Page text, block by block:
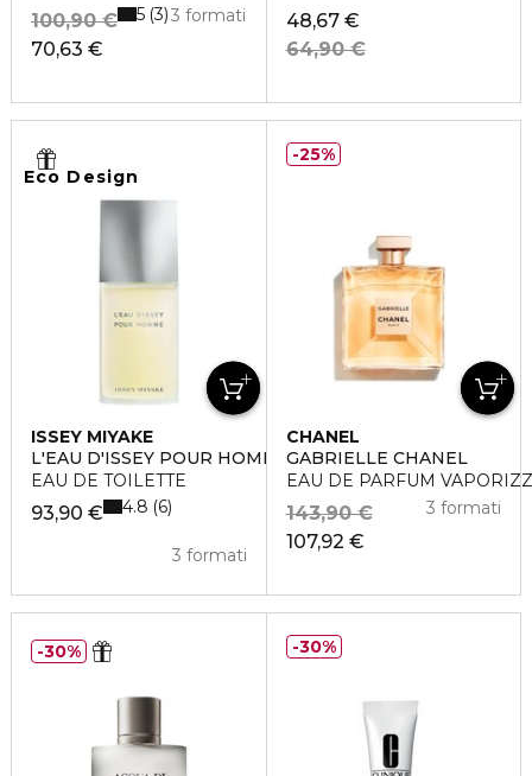
70,63 €
100,90 € 3 formati
5 3
48,67 €
64,90 €
Eco Design
ISSEY MIYAKE
L'EAU D'ISSEY POUR HOMME
EAU DE TOILETTE
93,90 €
3 formati
4.8 6
CHANEL
GABRIELLE CHANEL
EAU DE PARFUM
107,92 €
143,90 € 3 formati
25%
30% 30%